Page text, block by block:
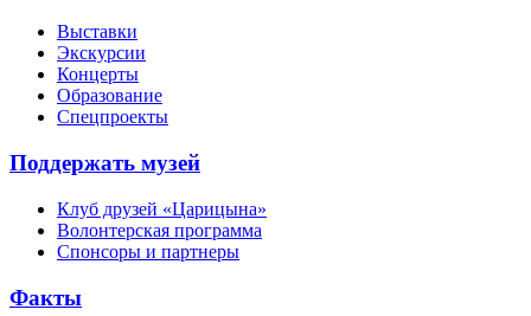
Выставки
Экскурсии
Концерты
Образование
Спецпроекты
Поддержать музей
Клуб друзей «Царицына»
Волонтерская программа
Спонсоры и партнеры
Факты